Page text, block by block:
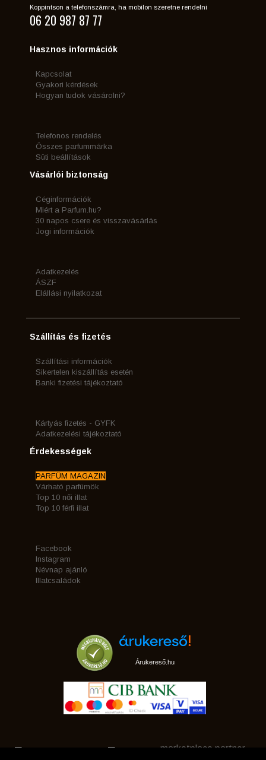
Koppintson a telefonszámra, ha mobilon szeretne rendelni
06 20 987 87 77
Hasznos információk
Kapcsolat
Gyakori kérdések
Hogyan tudok vásárolni?
Telefonos rendelés
Összes parfummárka
Süti beállítások
Vásárlói biztonság
Céginformációk
Miért a Parfum.hu?
30 napos csere és visszavásárlás
Jogi információk
Adatkezelés
ÁSZF
Elállási nyilatkozat
Szállítás és fizetés
Szállítási információk
Sikertelen kiszállítás esetén
Banki fizetési tájékoztató
Kártyás fizetés - GYFK
Adatkezelési tájékoztató
Érdekességek
PARFÜM MAGAZIN
Várható parfümök
Top 10 női illat
Top 10 férfi illat
Facebook
Instagram
Névnap ajánló
Illatcsaládok
Árukereső.hu
marketplace partner